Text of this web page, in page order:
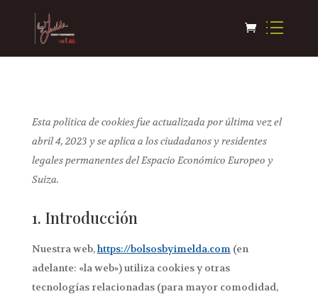
Esta política de cookies fue actualizada por última vez el
abril 4, 2023 y se aplica a los ciudadanos y residentes
legales permanentes del Espacio Económico Europeo y
Suiza.
1. Introducción
Nuestra web,https://bolsosbyimelda.com(en
adelante: «la web») utiliza cookies y otras
tecnologías relacionadas (para mayor comodidad,